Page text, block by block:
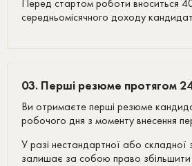
Перед стартом роботи вноситься
середньомісячного доходу
03. Перші резюме протягом
Ви отримаєте перші резюме
робочого дня з моменту внесення
У разі нестандартної або складної
залишає за собою право збільшити